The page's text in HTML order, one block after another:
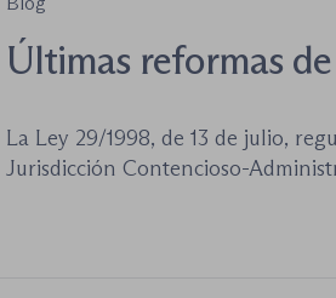
Últimas reformas
administrativa
La Ley 29/1998, de 13 de julio,
Jurisdicción Contencioso-